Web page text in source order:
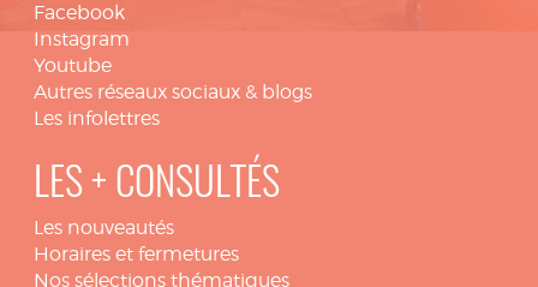
Facebook
Instagram
Youtube
Autres réseaux sociaux & blogs
Les infolettres
LES + CONSULTÉS
Les nouveautés
Horaires et fermetures
Nos sélections thématiques